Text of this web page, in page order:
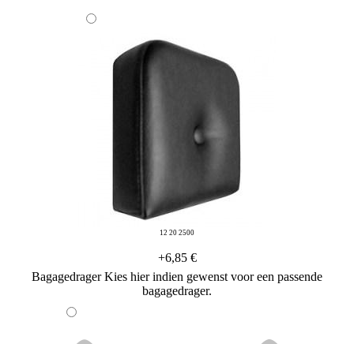
12 20 2500
+6,85 €
Bagagedrager Kies hier indien gewenst voor een passende
bagagedrager.